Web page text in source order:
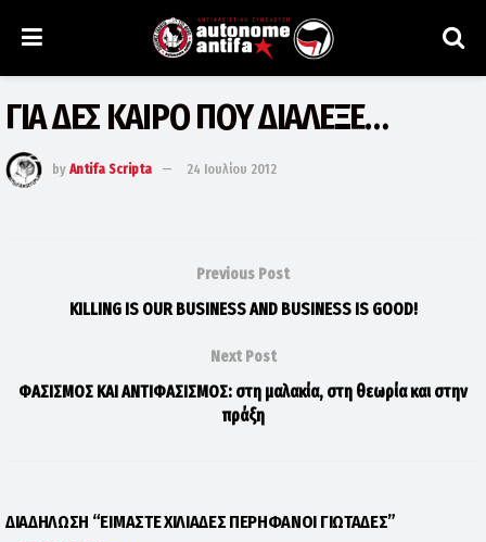
ΓΙΑ ΔΕΣ ΚΑΙΡΟ ΠΟΥ ΔΙΑΛΕΞΕ…
by Antifa Scripta 24 Ιουλίου 2012
Previous Post
KILLING IS OUR BUSINESS AND BUSINESS IS GOOD!
Next Post
ΦΑΣΙΣΜΟΣ ΚΑΙ ΑΝΤΙΦΑΣΙΣΜΟΣ: στη μαλακία, στη θεωρία και στην
πράξη
ΔΙΑΔΗΛΩΣΗ “ΕΙΜΑΣΤΕ ΧΙΛΙΑΔΕΣ ΠΕΡΗΦΑΝΟΙ ΓΙΩΤΑΔΕΣ”